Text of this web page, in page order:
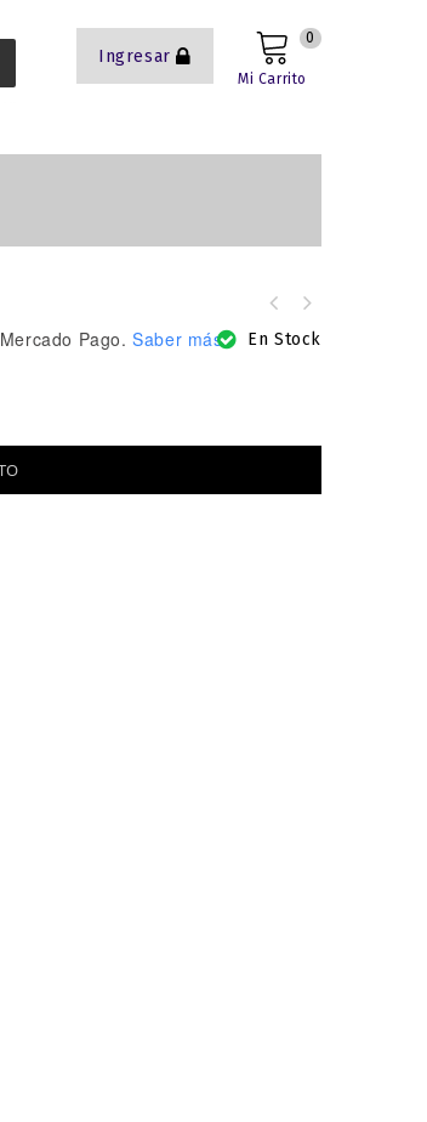
Ingresar
Mi Carrito
0
En Stock
Pago. Saber más